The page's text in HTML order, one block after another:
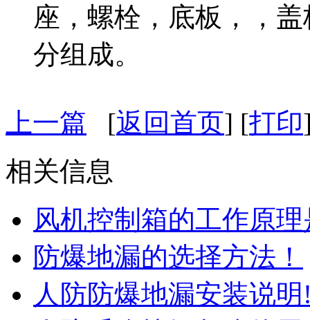
座，螺栓，底板，，
分组成。
上一篇 [返回首页] [打印
相关信息
风机控制箱的工作原
防爆地漏的选择方法！
人防防爆地漏安装说